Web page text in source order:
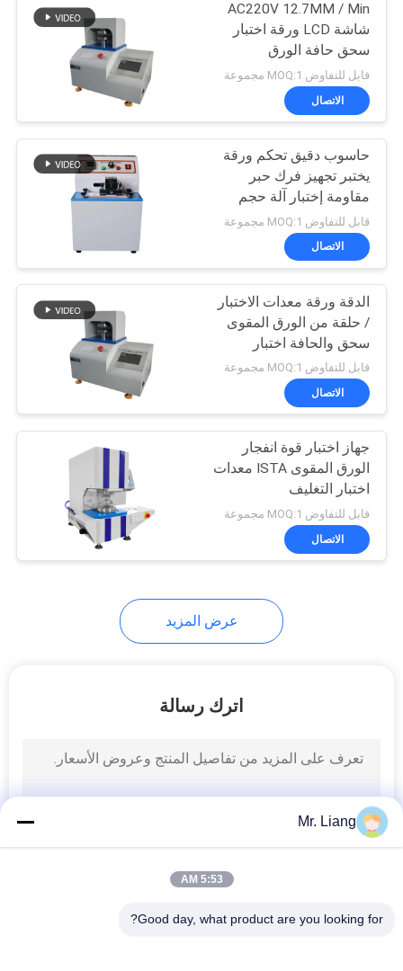
درجة حرارة رطوبة
غرفة
42
تسارع غرفة
الشيخوخة
61
ip معدات الاختبار
39
تآكل إختبار غرفة
38
AC220V 12.7MM / Min
شاشة LCD ورقة اختبار
سحق حافة الورق
قابل للتفاوض MOQ:1 مجموعة
الاتصال
حاسوب دقيق تحكم ورقة
يختبر تجهيز فرك حبر
مقاومة إختبار آلة حجم
230 × 50mm
قابل للتفاوض MOQ:1 مجموعة
الاتصال
الدقة ورقة معدات الاختبار
/ حلقة من الورق المقوى
سحق والحافة اختبار
الضغط
قابل للتفاوض MOQ:1 مجموعة
الاتصال
جهاز اختبار قوة انفجار
الورق المقوى ISTA معدات
اختبار التغليف
قابل للتفاوض MOQ:1 مجموعة
الاتصال
عرض المزيد
اترك رسالة
Mr. Liang
5:53 AM
Good day, what product are you looking for?